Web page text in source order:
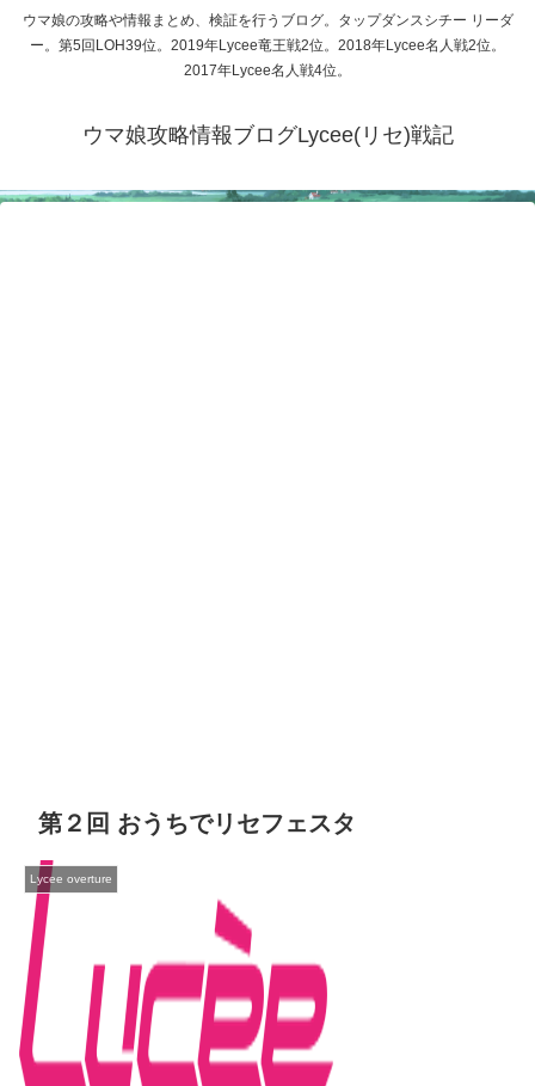
ウマ娘の攻略や情報まとめ、検証を行うブログ。タップダンスシチー リーダ
ー。第5回LOH39位。2019年Lycee竜王戦2位。2018年Lycee名人戦2位。
2017年Lycee名人戦4位。
ウマ娘攻略情報ブログLycee(リセ)戦記
第２回 おうちでリセフェスタ
Lycee overture